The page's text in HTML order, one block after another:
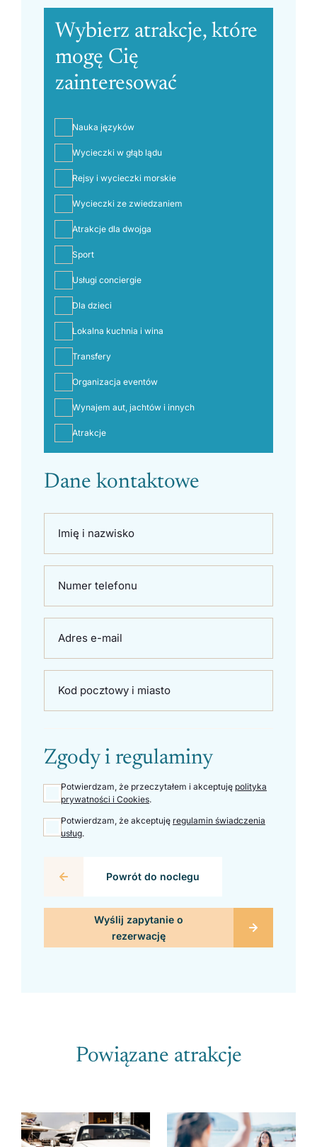
Wybierz atrakcje, które
mogę Cię
zainteresować
Nauka języków
Wycieczki w głąb lądu
Rejsy i wycieczki morskie
Wycieczki ze zwiedzaniem
Atrakcje dla dwojga
Sport
Usługi conciergie
Dla dzieci
Lokalna kuchnia i wina
Transfery
Organizacja eventów
Wynajem aut, jachtów i innych
Atrakcje
Dane kontaktowe
Imię i nazwisko
Numer telefonu
Adres e-mail
Kod pocztowy i miasto
Zgody i regulaminy
Potwierdzam, że przeczytałem i akceptuję polityka
prywatności i Cookies.
Potwierdzam, że akceptuję regulamin świadczenia
usług.
Powrót do noclegu
Powiązane atrakcje